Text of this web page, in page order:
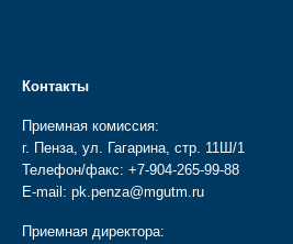
Контакты
Приемная комиссия:
г. Пенза, ул. Гагарина, стр. 11Ш/1
Телефон/факс: +7-904-265-99-88
E-mail: pk.penza@mgutm.ru
Приемная директора: